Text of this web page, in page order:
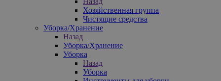
Хозяйственная группа
Чистящие средства
Уборка/Хранение
Назад
Уборка/Хранение
Уборка
Назад
Уборка